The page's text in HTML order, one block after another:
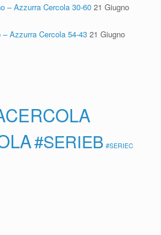
– Azzurra Cercola 30-60 21 Giugno
Azzurra Cercola 54-43 21 Giugno
#SERIEB #SERIEC